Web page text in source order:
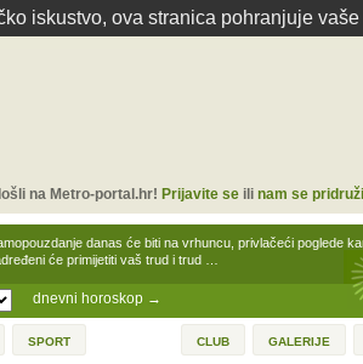
iskustvo, ova stranica pohranjuje
dnevni horoskop →
danas će biti na vrhuncu, privlačeći poglede
će primijetiti vaš trud i trud …
na Metro-portal.hr! Prijavite seili nam se
SPORT CLUB GALERIJE